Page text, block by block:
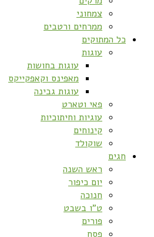
צמחוני
ממרחים ורטבים
כל המתוקים
עוגות
עוגות בחושות
מאפינס וקאפקייקס
עוגות גבינה
פאי וטארט
עוגיות וחיתוכיות
קינוחים
שוקולד
חגים
ראש השנה
יום כיפור
חנוכה
ט”ו בשבט
פורים
פסח